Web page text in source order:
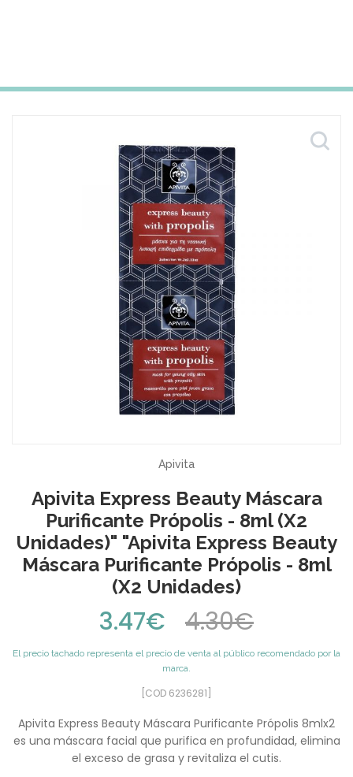
Apivita
Apivita Express Beauty Máscara
Purificante Própolis - 8ml (x2
Unidades)" "Apivita Express Beauty
Máscara Purificante Própolis - 8ml
(x2 Unidades)
3.47€ 4.30€
El precio tachado representa el precio de venta al público recomendado por la
marca.
[COD 6236281]
Apivita Express Beauty Máscara Purificante Própolis 8mlx2
es una máscara facial que purifica en profundidad, elimina
el exceso de grasa y revitaliza el cutis.